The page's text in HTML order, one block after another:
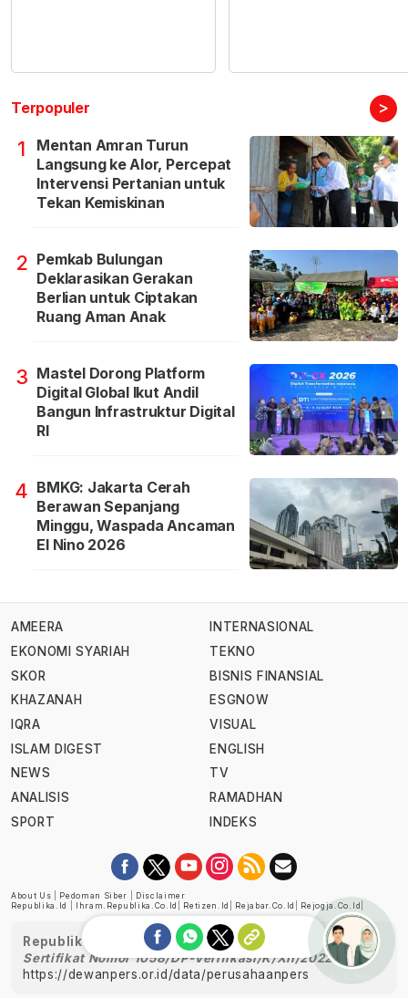
Terpopuler >
1
Mentan Amran Turun
Langsung ke Alor, Percepat
Intervensi Pertanian untuk
Tekan Kemiskinan
2 Pemkab Bulungan
Deklarasikan Gerakan
Berlian untuk Ciptakan
Ruang Aman Anak
3 Mastel Dorong Platform
Digital Global Ikut Andil
Bangun Infrastruktur Digital
RI
4 BMKG: Jakarta Cerah
Berawan Sepanjang
Minggu, Waspada Ancaman
El Nino 2026
AMEERA
EKONOMI SYARIAH
SKOR
KHAZANAH
IQRA
ISLAM DIGEST
NEWS
ANALISIS
SPORT
INTERNASIONAL
TEKNO
BISNIS FINANSIAL
ESGNOW
VISUAL
ENGLISH
TV
RAMADHAN
INDEKS
About Us Pedoman Siber
Disclaimer
Republika.id
Ihram.republika.co.id Retizen.id Rejabar.co.id Rejogja.co.id
Republika telah diverifikasi oleh Dewan Pers
Sertifikat Nomor 1058/DP-Verifikasi/K/XII/2022
https://dewanpers.or.id/data/perusahaanpers
Ask me!